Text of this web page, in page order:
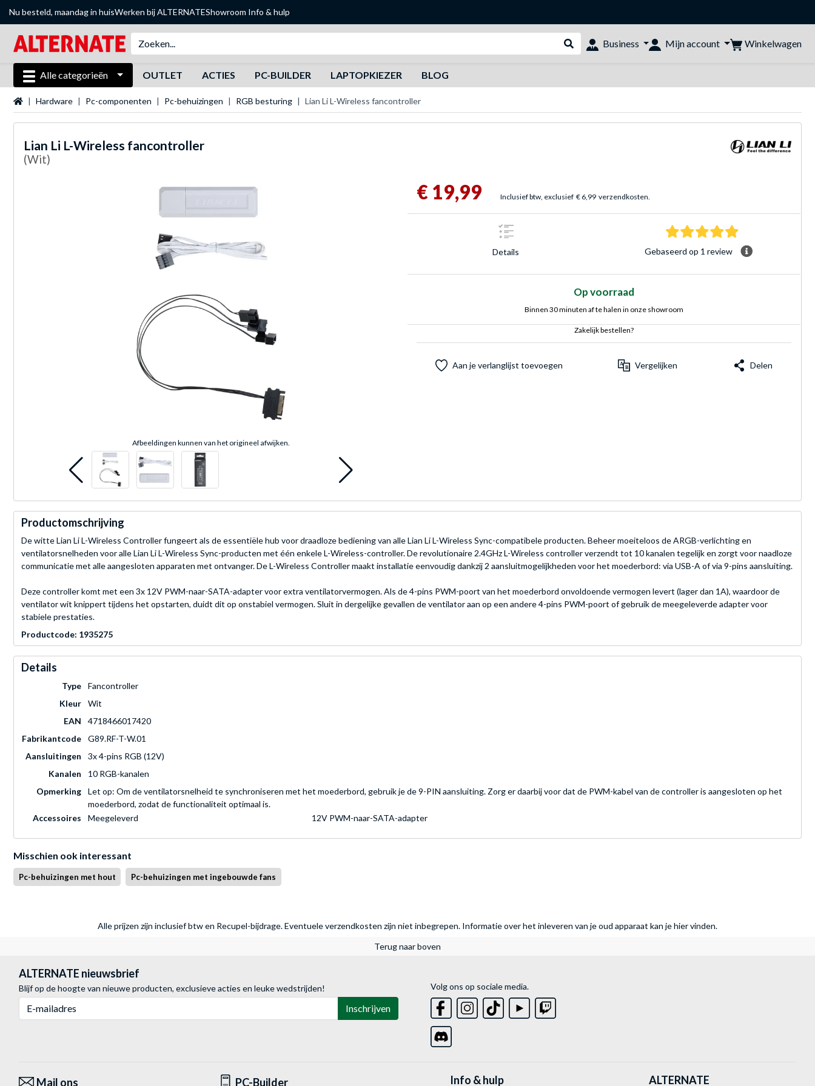
Nu besteld, maandag in huisWerken bij ALTERNATEShowroom Info & hulp
Webshop doorzoeken
Business Mijn account Winkelwagen
Alle categorieën OUTLET ACTIES PC-BUILDER LAPTOPKIEZER BLOG
Startpagina
Hardware Pc-componenten Pc-behuizingen RGB besturing Lian Li L-Wireless fancontroller
Lian Li L-Wireless fancontroller
(Wit)
Afbeeldingen kunnen van het origineel afwijken.
€ 19,99 Inclusief btw, exclusief € 6,99 verzendkosten.
Details
5.0 sterren
Gebaseerd op 1 review
Op voorraad
Binnen 30 minuten af te halen in onze showroom
Zakelijk bestellen?
Aan je verlanglijst toevoegen Vergelijken Delen
Productomschrijving
De witte Lian Li L-Wireless Controller fungeert als de essentiële hub voor draadloze bediening van alle Lian Li L-Wireless Sync-compatibele producten. Beheer moeiteloos de ARGB-verlichting en
ventilatorsnelheden voor alle Lian Li L-Wireless Sync-producten met één enkele L-Wireless-controller. De revolutionaire 2.4GHz L-Wireless controller verzendt tot 10 kanalen tegelijk en zorgt voor naadloze
communicatie met alle aangesloten apparaten met ontvanger. De L-Wireless Controller maakt installatie eenvoudig dankzij 2 aansluitmogelijkheden voor het moederbord: via USB-A of via 9-pins aansluiting.
Deze controller komt met een 3x 12V PWM-naar-SATA-adapter voor extra ventilatorvermogen. Als de 4-pins PWM-poort van het moederbord onvoldoende vermogen levert (lager dan 1A), waardoor de
ventilator wit knippert tijdens het opstarten, duidt dit op onstabiel vermogen. Sluit in dergelijke gevallen de ventilator aan op een andere 4-pins PWM-poort of gebruik de meegeleverde adapter voor
stabiele prestaties.
Productcode: 1935275
Details
Type
Fancontroller
Kleur
Wit
EAN
4718466017420
Fabrikantcode
G89.RF-T-W.01
Aansluitingen
3x 4-pins RGB (12V)
Kanalen
10 RGB-kanalen
Opmerking
Let op: Om de ventilatorsnelheid te synchroniseren met het moederbord, gebruik je de 9-PIN aansluiting. Zorg er daarbij voor dat de PWM-kabel van de controller is aangesloten op het
moederbord, zodat de functionaliteit optimaal is.
Accessoires
Meegeleverd 12V PWM-naar-SATA-adapter
Misschien ook interessant
Pc-behuizingen met hout Pc-behuizingen met ingebouwde fans
Alle prijzen zijn inclusief btw en Recupel-bijdrage. Eventuele verzendkosten zijn niet inbegrepen. Informatie over het inleveren van je oud apparaat kan je hier vinden.
Terug naar boven
ALTERNATE nieuwsbrief
Blijf op de hoogte van nieuwe producten, exclusieve acties en leuke wedstrijden!
Inschrijven
Volg ons op sociale media.
Mail ons PC-Builder Info & hulp ALTERNATE